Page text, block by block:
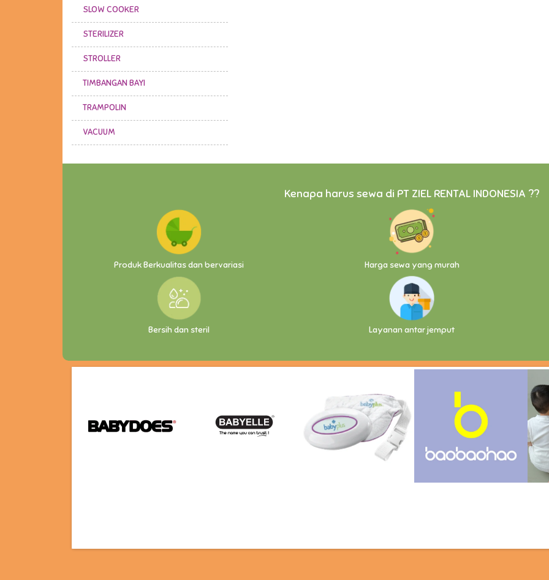
SLOW COOKER
STERILIZER
STROLLER
TIMBANGAN BAYI
TRAMPOLIN
VACUUM
Kenapa harus sewa di PT ZIEL RENTAL INDONESIA ??
Produk Berkualitas dan bervariasi Harga sewa yang murah
Bersih dan steril Layanan antar jemput